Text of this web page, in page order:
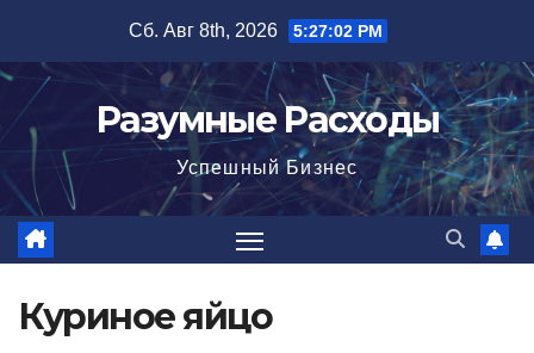
содержимому
Сб. Авг 8th, 2026 5:27:03 PM
Разумные Расходы
Успешный Бизнес
Куриное яйцо